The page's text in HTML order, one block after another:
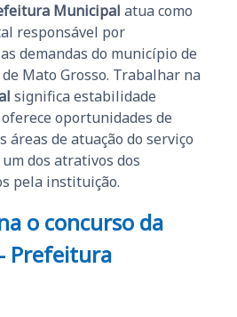
Municipal atua como
responsável por
demandas do município de
Mato Grosso. Trabalhar na
significa estabilidade
oportunidades de
áreas de atuação do serviço
dos atrativos dos
pela instituição.
o concurso da
Prefeitura